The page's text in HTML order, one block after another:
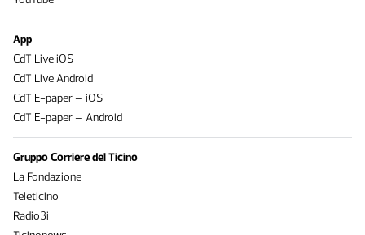
App
CdT Live iOS
CdT Live Android
CdT E-paper – iOS
CdT E-paper – Android
Gruppo Corriere del Ticino
La Fondazione
Teleticino
Radio3i